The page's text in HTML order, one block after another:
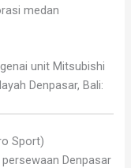
medan
unit Mitsubishi
Denpasar, Bali:
Sport)
Denpasar